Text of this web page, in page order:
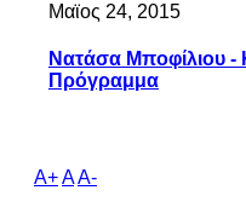
Μαϊος 24, 2015
Νατάσα Μποφίλιου -
Πρόγραμμα
A+AA-